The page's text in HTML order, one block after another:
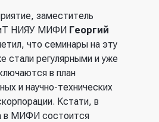
заместитель
НИЯУ МИФИ Георгий
что семинары на эту
регулярными и уже
в план
и научно-технических
Кстати, в
в МИФИ состоится